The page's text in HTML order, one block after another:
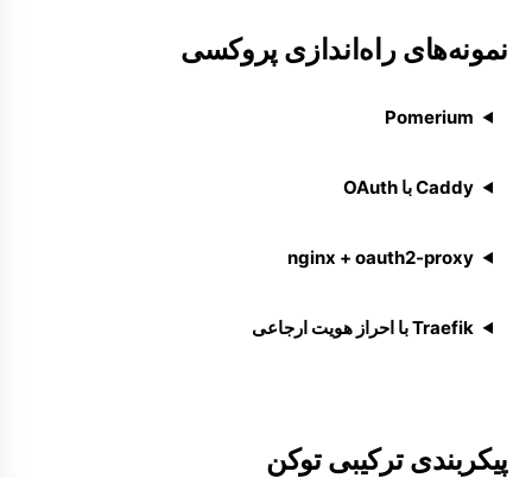
نمونه‌های راه‌اندازی پروکسی
Pomerium
Caddy با OAuth
nginx + oauth2-proxy
Traefik با احراز هویت ارجاعی
پیکربندی ترکیبی توکن